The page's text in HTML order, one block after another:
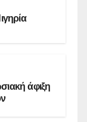
άφιξη